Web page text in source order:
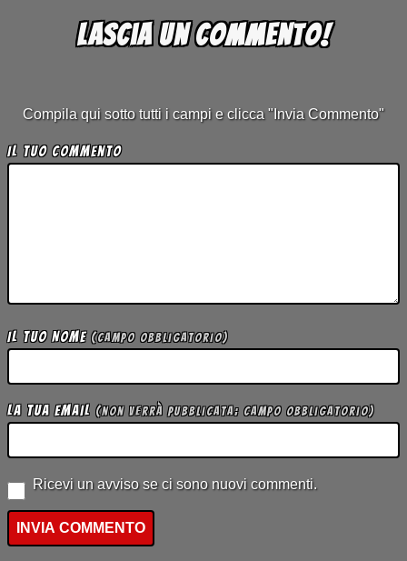
Lascia un commento!
Compila qui sotto tutti i campi e clicca "Invia Commento"
Il tuo Commento
Il tuo Nome (campo obbligatorio)
La tua Email (non verrà pubblicata; campo obbligatorio)
Ricevi un avviso se ci sono nuovi commenti.